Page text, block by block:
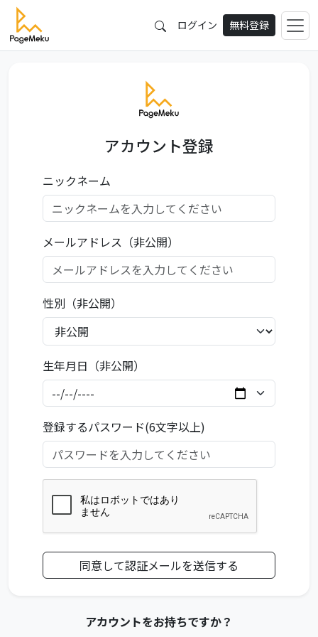
ログイン 無料登録
アカウント登録
ニックネーム
メールアドレス（非公開）
性別（非公開）
生年月日（非公開）
登録するパスワード(6文字以上)
アカウントをお持ちですか？